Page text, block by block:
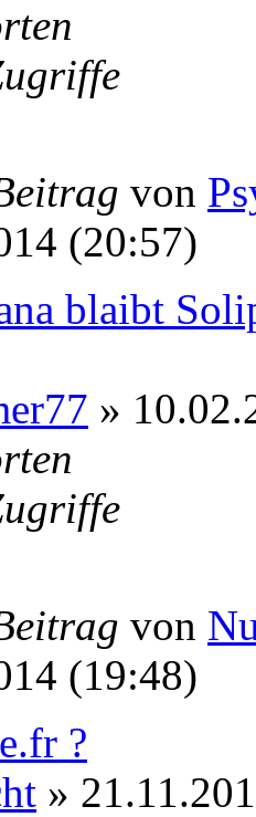
von
(20:57)
blaibt
»
von
(19:48)
?
»